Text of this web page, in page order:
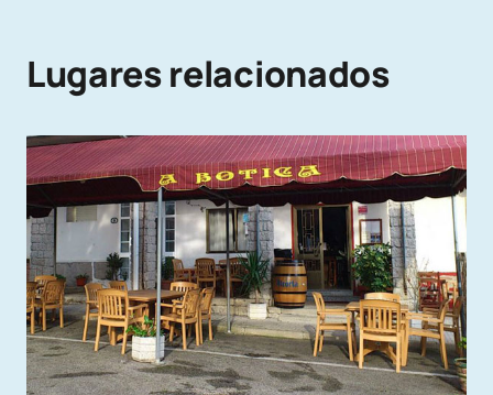
Lugares relacionados